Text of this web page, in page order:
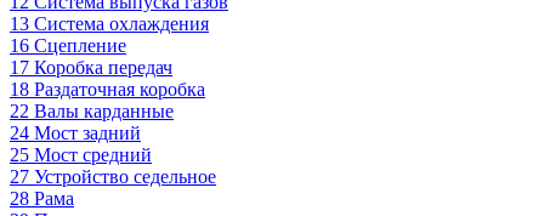
13 Система охлаждения
16 Сцепление
17 Коробка передач
18 Раздаточная коробка
22 Валы карданные
24 Мост задний
25 Мост средний
27 Устройство седельное
28 Рама